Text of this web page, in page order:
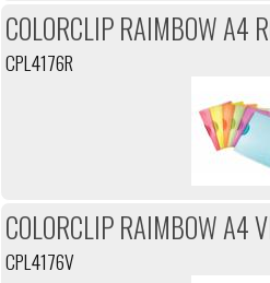
COLORCLIP RAIMBOW A4
CPL4176R
COLORCLIP RAIMBOW A4
CPL4176V